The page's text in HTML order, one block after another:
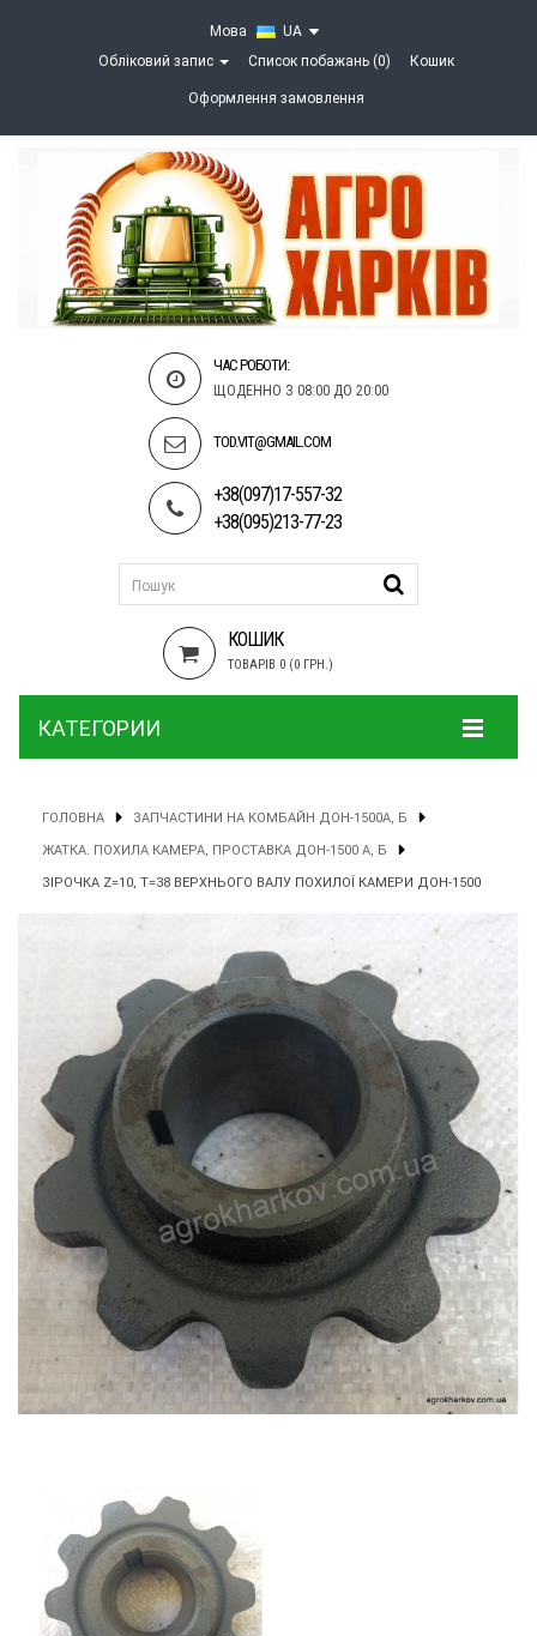
Мова
UA
Обліковий запис
Список побажань (0) Кошик
Оформлення замовлення
ЧАС РОБОТИ:
ЩОДЕННО З 08:00 ДО 20:00
TOD.VIT@GMAIL.COM
+38(097)17-557-32
+38(095)213-77-23
КОШИК
ТОВАРІВ 0 (0 ГРН.)
КАТЕГОРИИ
ГОЛОВНА ЗАПЧАСТИНИ НА КОМБАЙН ДОН-1500А, Б
ЖАТКА. ПОХИЛА КАМЕРА, ПРОСТАВКА ДОН-1500 А, Б
ЗІРОЧКА Z=10, T=38 ВЕРХНЬОГО ВАЛУ ПОХИЛОЇ КАМЕРИ ДОН-1500